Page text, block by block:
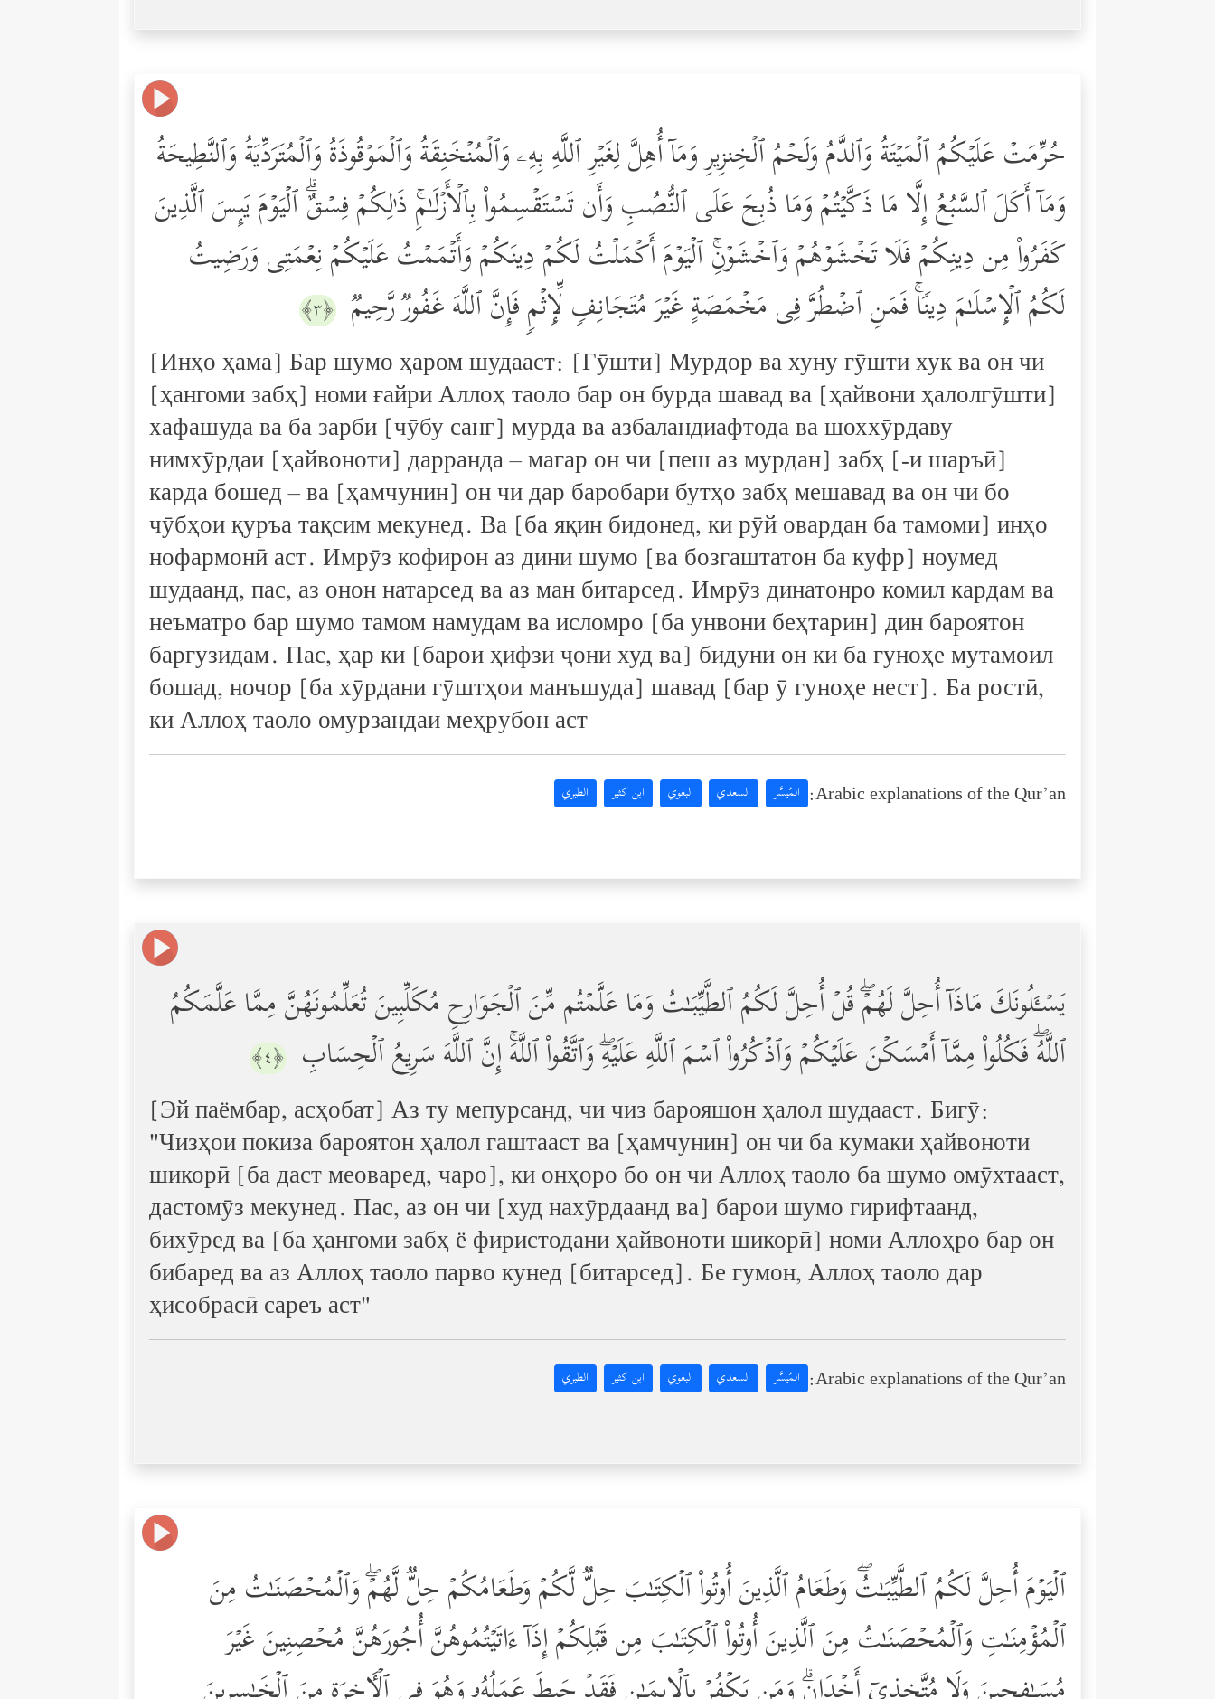
حُرِّمَتۡ عَلَیۡكُمُ ٱلۡمَیۡتَةُ وَٱلدَّمُ وَلَحۡمُ ٱلۡخِنزِیرِ وَمَاۤ أُهِلَّ لِغَیۡرِ ٱللَّهِ بِهِۦ وَٱلۡمُنۡخَنِقَةُ وَٱلۡمَوۡقُوذَةُ وَٱلۡمُتَرَدِّیَةُ وَٱلنَّطِیحَةُ
وَمَاۤ أَكَلَ ٱلسَّبُعُ إِلَّا مَا ذَكَّیۡتُمۡ وَمَا ذُبِحَ عَلَى ٱلنُّصُبِ وَأَن تَسۡتَقۡسِمُواْ بِٱلۡأَزۡلَـٰمِۚ ذَ ٰ⁠لِكُمۡ فِسۡقٌۗ ٱلۡیَوۡمَ یَىِٕسَ ٱلَّذِینَ
كَفَرُواْ مِن دِینِكُمۡ فَلَا تَخۡشَوۡهُمۡ وَٱخۡشَوۡنِۚ ٱلۡیَوۡمَ أَكۡمَلۡتُ لَكُمۡ دِینَكُمۡ وَأَتۡمَمۡتُ عَلَیۡكُمۡ نِعۡمَتِی وَرَضِیتُ
لَكُمُ ٱلۡإِسۡلَـٰمَ دِینࣰاۚ فَمَنِ ٱضۡطُرَّ فِی مَخۡمَصَةٍ غَیۡرَ مُتَجَانِفࣲ لِّإِثۡمࣲ فَإِنَّ ٱللَّهَ غَفُورࣱ رَّحِیمࣱ ﴿٣﴾
[Инҳо ҳама] Бар шумо ҳаром шудааст: [Гӯшти] Мурдор ва хуну гӯшти хук ва он чи
[ҳангоми забҳ] номи ғайри Аллоҳ таоло бар он бурда шавад ва [ҳайвони ҳалолгӯшти]
хафашуда ва ба зарби [чӯбу санг] мурда ва азбаландиафтода ва шоххӯрдаву
нимхӯрдаи [ҳайвоноти] дарранда – магар он чи [пеш аз мурдан] забҳ [-и шаръӣ]
карда бошед – ва [ҳамчунин] он чи дар баробари бутҳо забҳ мешавад ва он чи бо
чӯбҳои қуръа тақсим мекунед. Ва [ба яқин бидонед, ки рӯй овардан ба тамоми] инҳо
нофармонӣ аст. Имрӯз кофирон аз дини шумо [ва бозгаштатон ба куфр] ноумед
шудаанд, пас, аз онон натарсед ва аз ман битарсед. Имрӯз динатонро комил кардам ва
неъматро бар шумо тамом намудам ва исломро [ба унвони беҳтарин] дин бароятон
баргузидам. Пас, ҳар ки [барои ҳифзи ҷони худ ва] бидуни он ки ба гуноҳе мутамоил
бошад, ночор [ба хӯрдани гӯштҳои манъшуда] шавад [бар ӯ гуноҳе нест]. Ба ростӣ,
ки Аллоҳ таоло омурзандаи меҳрубон аст
Arabic explanations of the Qur’an: المُيسَّر السعدي البغوي ابن كثير الطبري
یَسۡـَٔلُونَكَ مَاذَاۤ أُحِلَّ لَهُمۡۖ قُلۡ أُحِلَّ لَكُمُ ٱلطَّیِّبَـٰتُ وَمَا عَلَّمۡتُم مِّنَ ٱلۡجَوَارِحِ مُكَلِّبِینَ تُعَلِّمُونَهُنَّ مِمَّا عَلَّمَكُمُ
ٱللَّهُۖ فَكُلُواْ مِمَّاۤ أَمۡسَكۡنَ عَلَیۡكُمۡ وَٱذۡكُرُواْ ٱسۡمَ ٱللَّهِ عَلَیۡهِۖ وَٱتَّقُواْ ٱللَّهَۚ إِنَّ ٱللَّهَ سَرِیعُ ٱلۡحِسَابِ ﴿٤﴾
[Эй паёмбар, асҳобат] Аз ту мепурсанд, чи чиз барояшон ҳалол шудааст. Бигӯ:
"Чизҳои покиза бароятон ҳалол гаштааст ва [ҳамчунин] он чи ба кумаки ҳайвоноти
шикорӣ [ба даст меоваред, чаро], ки онҳоро бо он чи Аллоҳ таоло ба шумо омӯхтааст,
дастомӯз мекунед. Пас, аз он чи [худ нахӯрдаанд ва] барои шумо гирифтаанд,
бихӯред ва [ба ҳангоми забҳ ё фиристодани ҳайвоноти шикорӣ] номи Аллоҳро бар он
бибаред ва аз Аллоҳ таоло парво кунед [битарсед]. Бе гумон, Аллоҳ таоло дар
ҳисобрасӣ сареъ аст"
Arabic explanations of the Qur’an: المُيسَّر السعدي البغوي ابن كثير الطبري
ٱلۡیَوۡمَ أُحِلَّ لَكُمُ ٱلطَّیِّبَـٰتُۖ وَطَعَامُ ٱلَّذِینَ أُوتُواْ ٱلۡكِتَـٰبَ حِلࣱّ لَّكُمۡ وَطَعَامُكُمۡ حِلࣱّ لَّهُمۡۖ وَٱلۡمُحۡصَنَـٰتُ مِنَ
ٱلۡمُؤۡمِنَـٰتِ وَٱلۡمُحۡصَنَـٰتُ مِنَ ٱلَّذِینَ أُوتُواْ ٱلۡكِتَـٰبَ مِن قَبۡلِكُمۡ إِذَاۤ ءَاتَیۡتُمُوهُنَّ أُجُورَهُنَّ مُحۡصِنِینَ غَیۡرَ